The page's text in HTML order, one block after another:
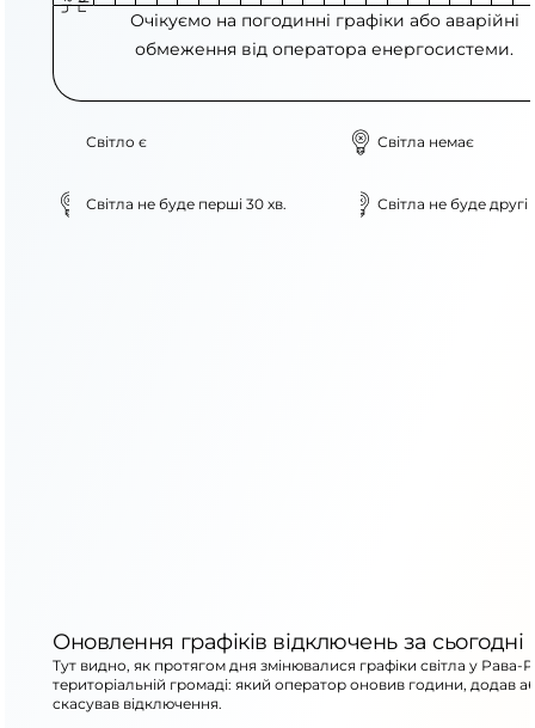
Очікуємо на погодинні графіки або аварійні
обмеження від оператора енергосистеми.
Світло є Світла немає
Світла не буде перші 30 хв. Світла не буде другі
Оновлення графіків відключень за сьогодні
Тут видно, як протягом дня змінювалися графіки світла у Рава-
територіальній громаді: який оператор оновив години, додав
скасував відключення.